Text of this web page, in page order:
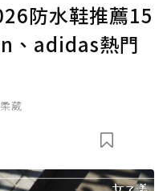
防水鞋推薦15
、adidas熱門
葳